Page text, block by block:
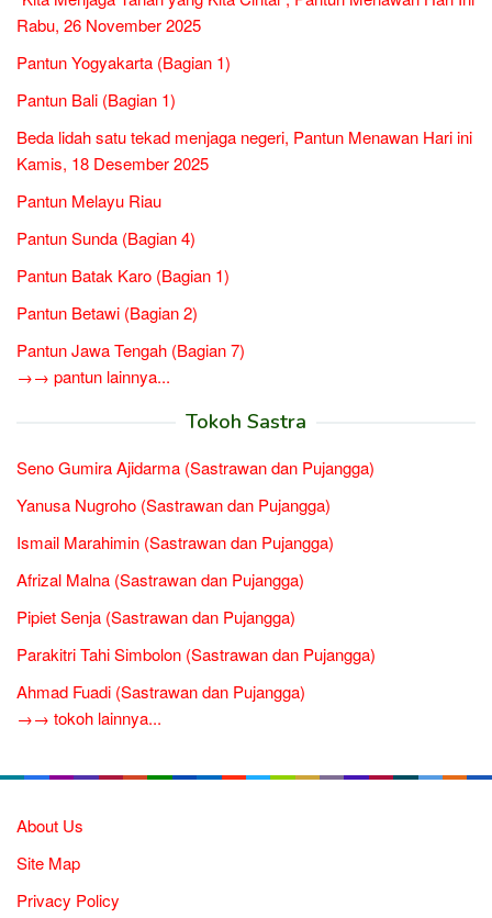
Rabu, 26 November 2025
Pantun Yogyakarta (Bagian 1)
Pantun Bali (Bagian 1)
Beda lidah satu tekad menjaga negeri, Pantun Menawan Hari ini
Kamis, 18 Desember 2025
Pantun Melayu Riau
Pantun Sunda (Bagian 4)
Pantun Batak Karo (Bagian 1)
Pantun Betawi (Bagian 2)
Pantun Jawa Tengah (Bagian 7)
→→ pantun lainnya...
Tokoh Sastra
Seno Gumira Ajidarma (Sastrawan dan Pujangga)
Yanusa Nugroho (Sastrawan dan Pujangga)
Ismail Marahimin (Sastrawan dan Pujangga)
Afrizal Malna (Sastrawan dan Pujangga)
Pipiet Senja (Sastrawan dan Pujangga)
Parakitri Tahi Simbolon (Sastrawan dan Pujangga)
Ahmad Fuadi (Sastrawan dan Pujangga)
→→ tokoh lainnya...
About Us
Site Map
Privacy Policy